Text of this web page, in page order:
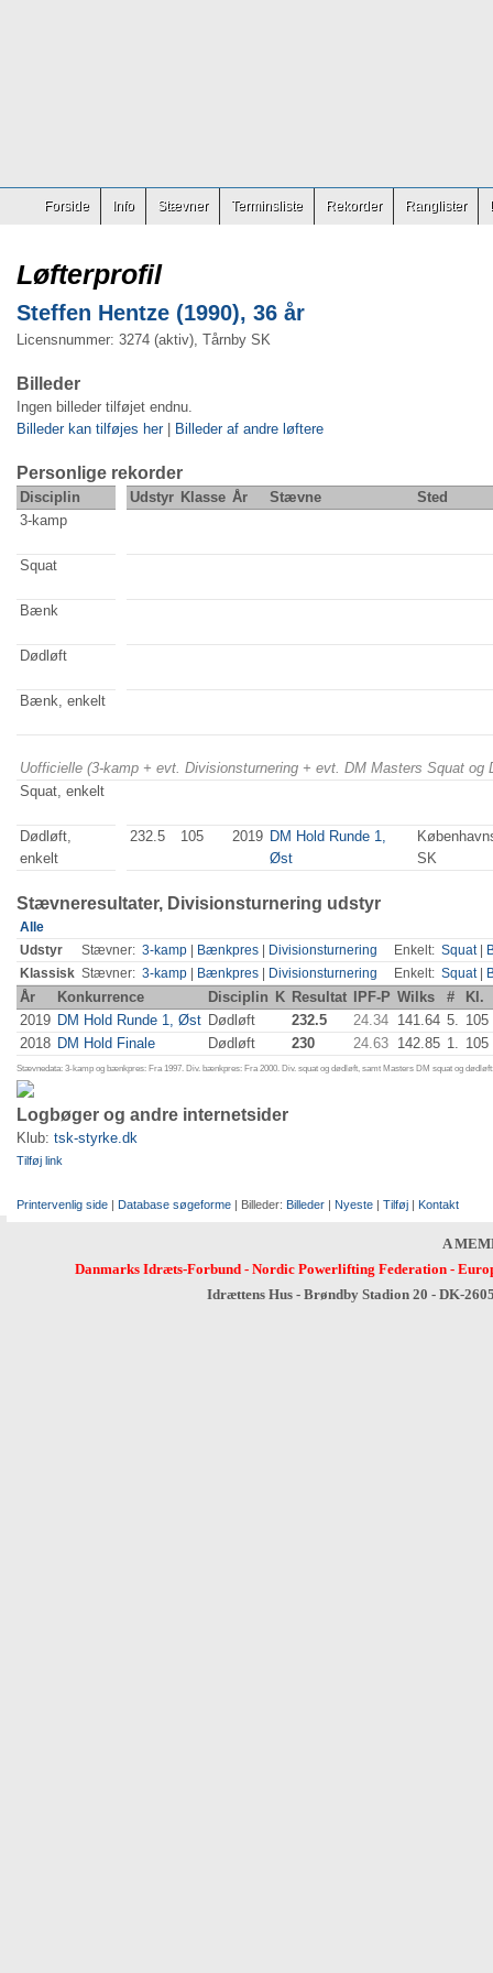
Forside Info Stævner Terminsliste Rekorder Ranglister
Løfterprofil
Steffen Hentze (1990), 36 år
Licensnummer: 3274 (aktiv), Tårnby SK
Billeder
Ingen billeder tilføjet endnu.
Billeder kan tilføjes her| Billeder af andre løftere
Personlige rekorder
Disciplin Udstyr Klasse År Stævne
Sted
3-kamp
Squat
Bænk
Dødløft
Bænk, enkelt
Uofficielle (3-kamp + evt. Divisionsturnering + evt. DM Masters Squat
Squat, enkelt
Dødløft,
enkelt
232.5 105 2019 DM Hold Runde 1,
Øst
SK
Stævneresultater, Divisionsturnering udstyr
Alle
Udstyr
Stævner: 3-kamp Bænkpres Divisionsturnering Enkelt: Squat|
Klassisk Stævner: 3-kamp Bænkpres Divisionsturnering Enkelt: Squat|
År Konkurrence Disciplin K Resultat IPF-P Wilks #
Kl.
2019 DM Hold Runde 1, Øst Dødløft 232.5 24.34 141.64 5. 105
2018 DM Hold Finale Dødløft 230 24.63 142.85 1. 105
Stævnedata: 3-kamp og bænkpres: Fra 1997. Div. bænkpres: Fra 2000. Div. squat og dødløft, samt Masters DM squat og
Logbøger og andre internetsider
Klub: tsk-styrke.dk
Tilføj link
Printervenlig side | Database søgeforme | Billeder: Billeder | Nyeste | Tilføj | Kontakt
A
Danmarks Idræts-Forbund- Nordic Powerlifting Federation-
Idrættens Hus - Brøndby Stadion 20 - DK-